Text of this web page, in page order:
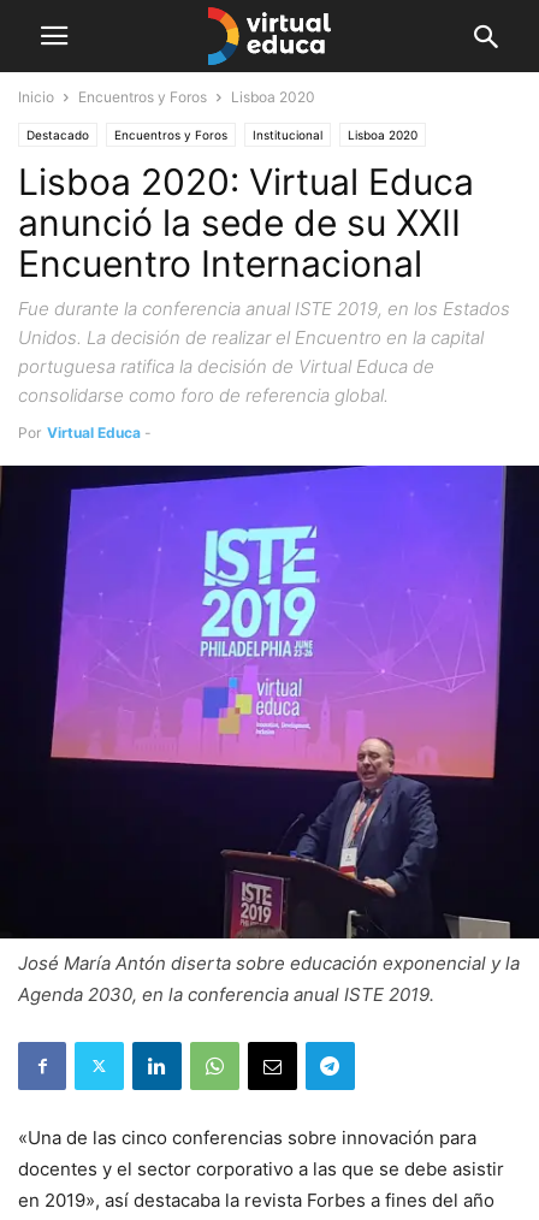
Inicio Encuentros y Foros Lisboa 2020
Destacado Encuentros y Foros Institucional Lisboa 2020
Lisboa 2020: Virtual Educa
anunció la sede de su XXII
Encuentro Internacional
Fue durante la conferencia anual ISTE 2019, en los Estados
Unidos. La decisión de realizar el Encuentro en la capital
portuguesa ratifica la decisión de Virtual Educa de
consolidarse como foro de referencia global.
Por Virtual Educa -
José María Antón diserta sobre educación exponencial y la
Agenda 2030, en la conferencia anual ISTE 2019.
«Una de las cinco conferencias sobre innovación para
docentes y el sector corporativo a las que se debe asistir
en 2019», así destacaba la revista Forbes a fines del año